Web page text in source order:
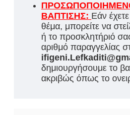
ΒΑΠΤΙΣΗΣ: Εάν
θέμα, μπορείτε να
ή το προσκλητήριό
αριθμό παραγγελίας
δημιουργήσουμε το
ακριβώς όπως το